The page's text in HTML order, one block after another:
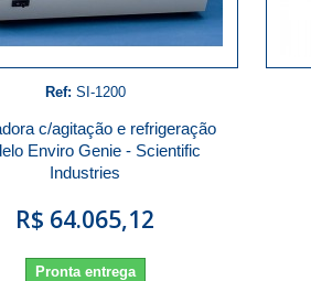
Ref: SI-1200
c/agitação e refrigeração
Enviro Genie - Scientific
Industries
R$ 64.065,12
Pronta entrega